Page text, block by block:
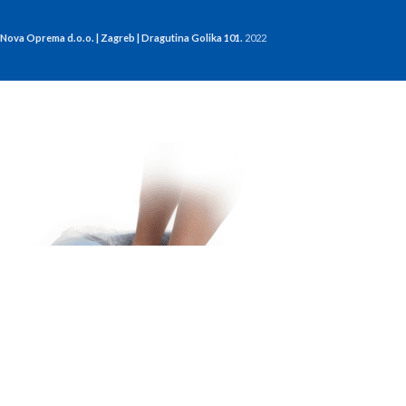
Nova Oprema d.o.o. | Zagreb | Dragutina Golika 101. 2022